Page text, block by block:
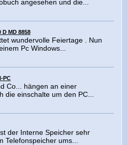
angesehen und die...
MD 8858
wundervolle Feiertage . Nun
Pc Windows...
PC
Co... hängen an einer
die einschalte um den PC...
der Interne Speicher sehr
Telefonspeicher ums...